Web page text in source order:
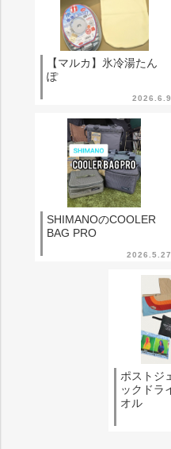
2026.6.9
【マルカ】氷冷湯たん
ぽ
2026.5.27
SHIMANOのCOOLER
BAG PRO
ポストジ
ックドラ
オル